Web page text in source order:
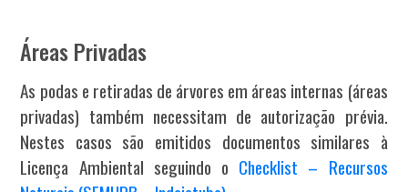
Áreas Privadas
As podas e retiradas de árvores em áreas internas (áreas
privadas) também necessitam de autorização prévia.
Nestes casos são emitidos documentos similares à
Licença Ambiental seguindo o Checklist – Recursos